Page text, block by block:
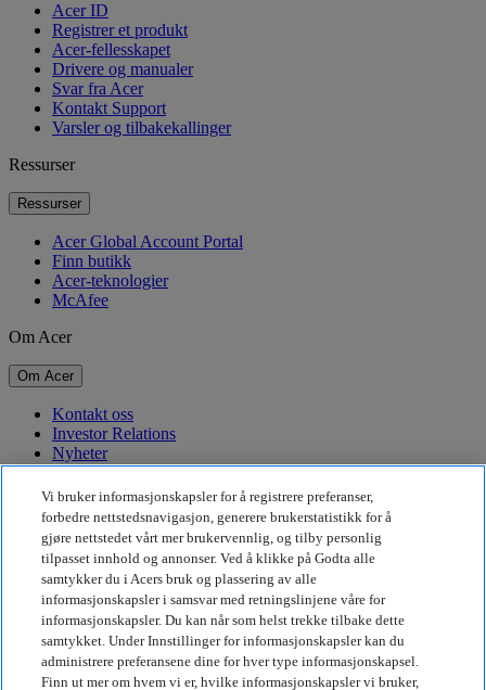
Acer ID
Registrer et produkt
Acer-fellesskapet
Drivere og manualer
Svar fra Acer
Kontakt Support
Varsler og tilbakekallinger
Ressurser
Ressurser
Acer Global Account Portal
Finn butikk
Acer-teknologier
McAfee
Om Acer
Om Acer
Kontakt oss
Investor Relations
Nyheter
Priser
Arrangementer
Bærekraft
Bærekraft
Samfunnsansvar
Karbonavtrykket til produkter
Project Humanity
Earthion
Vi bruker informasjonskapsler for å registrere preferanser,
forbedre nettstedsnavigasjon, generere brukerstatistikk for å
gjøre nettstedet vårt mer brukervennlig, og tilby personlig
tilpasset innhold og annonser. Ved å klikke på Godta alle
samtykker du i Acers bruk og plassering av alle
informasjonskapsler i samsvar med retningslinjene våre for
informasjonskapsler. Du kan når som helst trekke tilbake dette
samtykket. Under Innstillinger for informasjonskapsler kan du
administrere preferansene dine for hver type informasjonskapsel.
Finn ut mer om hvem vi er, hvilke informasjonskapsler vi bruker,